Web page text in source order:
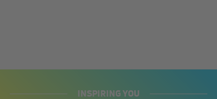
INSPIRING YOU